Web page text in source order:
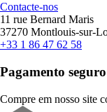
Contacte-nos
11 rue Bernard Maris
37270 Montlouis-sur-
+33 1 86 47 62 58
Pagamento seguro
Compre em nosso site